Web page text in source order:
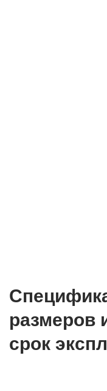
размеров
срок